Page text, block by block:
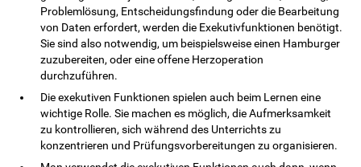
Problemlösung, Entscheidungsfindung oder die Bearbeitung
von Daten erfordert, werden die Exekutivfunktionen benötigt.
Sie sind also notwendig, um beispielsweise einen Hamburger
zuzubereiten, oder eine offene Herzoperation
durchzuführen.
Die exekutiven Funktionen spielen auch beim Lernen eine
wichtige Rolle. Sie machen es möglich, die Aufmerksamkeit
zu kontrollieren, sich während des Unterrichts zu
konzentrieren und Prüfungsvorbereitungen zu organisieren.